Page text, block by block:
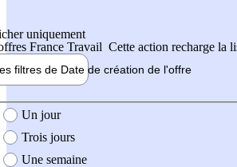
uniquement
France Travail Cette action recharge la
filtres de Date de création de l'offre
création de l'offre
Un jour
Trois jours
Une semaine